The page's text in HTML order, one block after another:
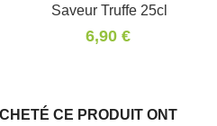
Saveur Truffe 25cl
6,90 €
CE PRODUIT ONT